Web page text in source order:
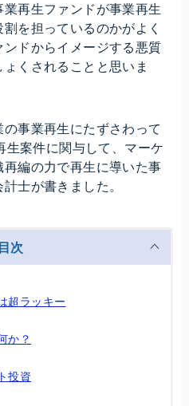
再生ファンドが事業再生
を担っているのかがよく
ドからイメージする悪質
くされることと思いま
事業再生にたずさわって
案件に関与して、マーケ
編の力で再生に導いた事
士が書きました。
目次
超ラッキー
か？
投資